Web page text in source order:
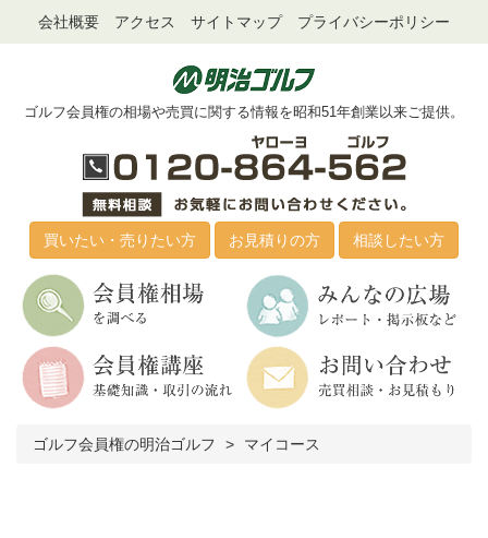
会社概要 アクセス サイトマップ プライバシーポリシー
ゴルフ会員権の相場や売買に関する情報を昭和51年創業以来ご提供。
買いたい・売りたい方 お見積りの方 相談したい方
ゴルフ会員権の明治ゴルフ マイコース